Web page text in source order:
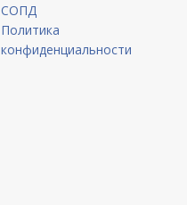
СОПД
Политика
конфиденциальности